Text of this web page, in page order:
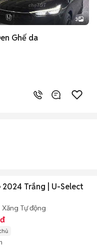
3
Ghế da
2024 Trắng | U-Select
Xăng Tự động